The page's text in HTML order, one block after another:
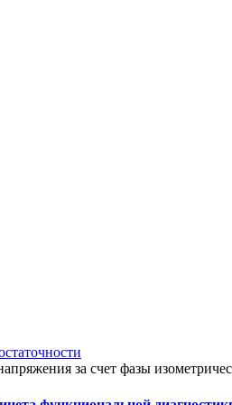
за счет фазы